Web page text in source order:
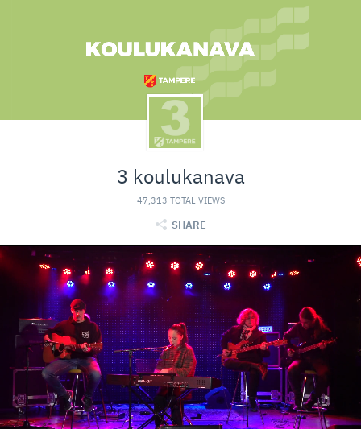
3 koulukanava
47,313 TOTAL VIEWS
SHARE